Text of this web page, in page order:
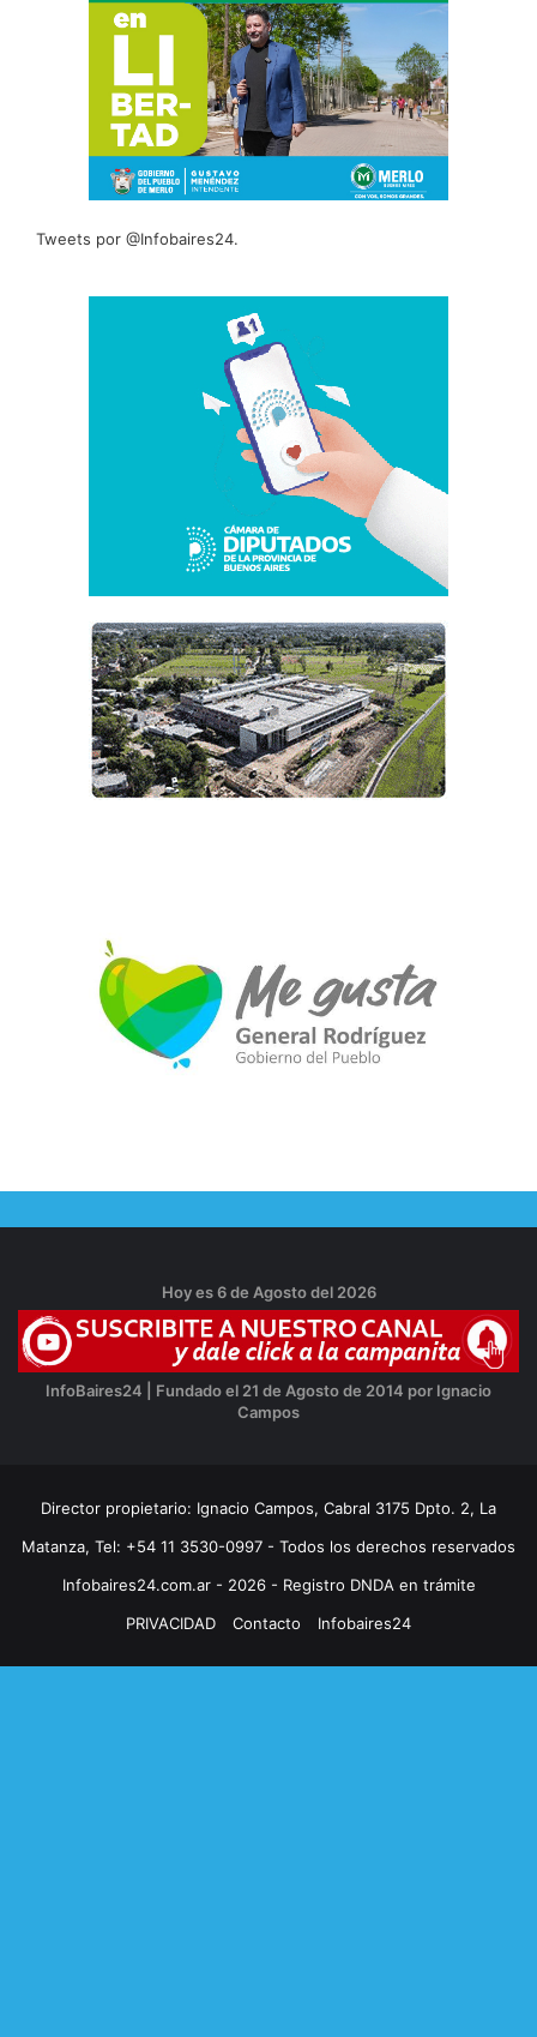
Tweets por @Infobaires24.
Hoy es 6 de Agosto del 2026
InfoBaires24 | Fundado el 21 de Agosto de 2014 por Ignacio
Campos
Director propietario: Ignacio Campos, Cabral 3175 Dpto. 2, La
Matanza, Tel: +54 11 3530-0997 - Todos los derechos reservados
Infobaires24.com.ar - 2026 - Registro DNDA en trámite
PRIVACIDAD
Contacto Infobaires24